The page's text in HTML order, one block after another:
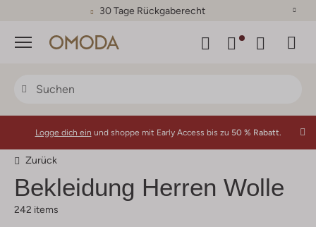
30 Tage Rückgaberecht
Menü
Logge dich ein und shoppe mit Early Access bis zu 50 % Rabatt.
Zurück
Bekleidung Herren Wolle
242 items